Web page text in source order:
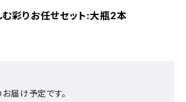
む彩りお任せセット:大瓶2本
届け予定です。